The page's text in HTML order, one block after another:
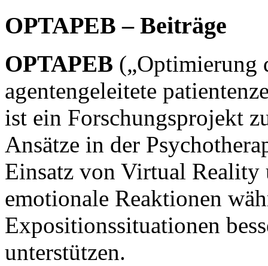
OPTAPEB – Beiträge
OPTAPEB („Optimierung
agentengeleitete
ist ein Forschungsprojekt
Ansätze in der
Einsatz von Virtual
emotionale Reaktionen
Expositionssituationen
unterstützen.